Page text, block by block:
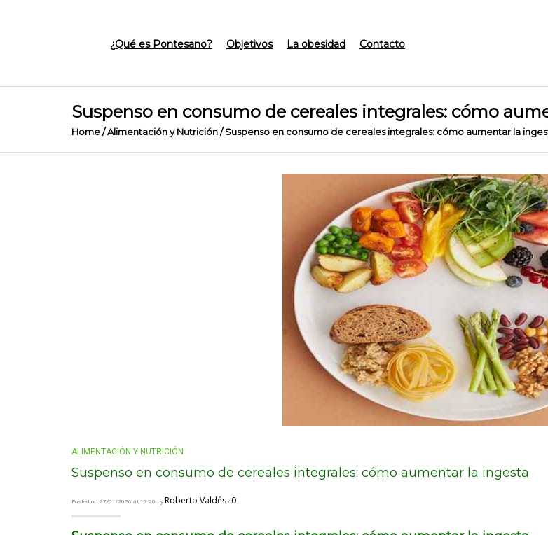
¿Qué es Pontesano? Objetivos La obesidad Contacto
Suspenso en consumo de cereales integrales: cómo
Home/Alimentación y Nutrición/ Suspenso en consumo de cereales integrales: cómo aumentar la
ALIMENTACIÓN Y NUTRICIÓN
Suspenso en consumo de cereales integrales: cómo aumentar la ingesta
Posted on 27/01/2026 at 17:20 byRoberto Valdés/ 0